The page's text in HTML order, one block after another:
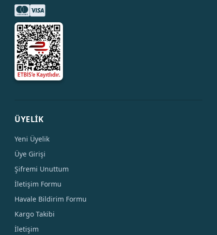
ÜYELİK
Yeni Üyelik
Üye Girişi
Şifremi Unuttum
İletişim Formu
Havale Bildirim Formu
Kargo Takibi
İletişim